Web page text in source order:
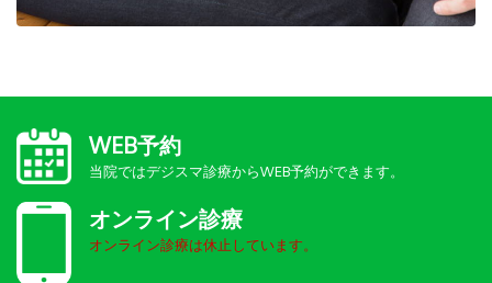
WEB予約
当院ではデジスマ診療からWEB予約ができます。
オンライン診療
オンライン診療は休止しています。